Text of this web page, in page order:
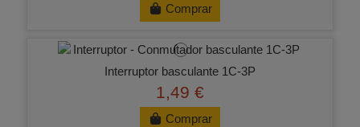
Comprar
Interruptor basculante 1C-3P
1,49 €
Comprar